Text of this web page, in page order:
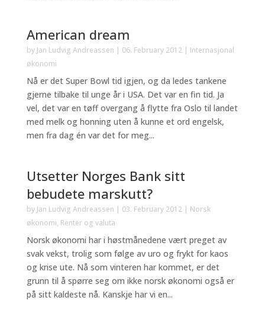
American dream
by Jan Ludvig Andreassen | 06. February 2012| Internasjonal
økonomi
Nå er det Super Bowl tid igjen, og da ledes tankene
gjerne tilbake til unge år i USA. Det var en fin tid. Ja
vel, det var en tøff overgang å flytte fra Oslo til landet
med melk og honning uten å kunne et ord engelsk,
men fra dag én var det for meg...
Utsetter Norges Bank sitt
bebudete marskutt?
by Jan Ludvig Andreassen | 03. February 2012| Norsk
økonomi, Renter og valuta
Norsk økonomi har i høstmånedene vært preget av
svak vekst, trolig som følge av uro og frykt for kaos
og krise ute. Nå som vinteren har kommet, er det
grunn til å spørre seg om ikke norsk økonomi også er
på sitt kaldeste nå. Kanskje har vi en...